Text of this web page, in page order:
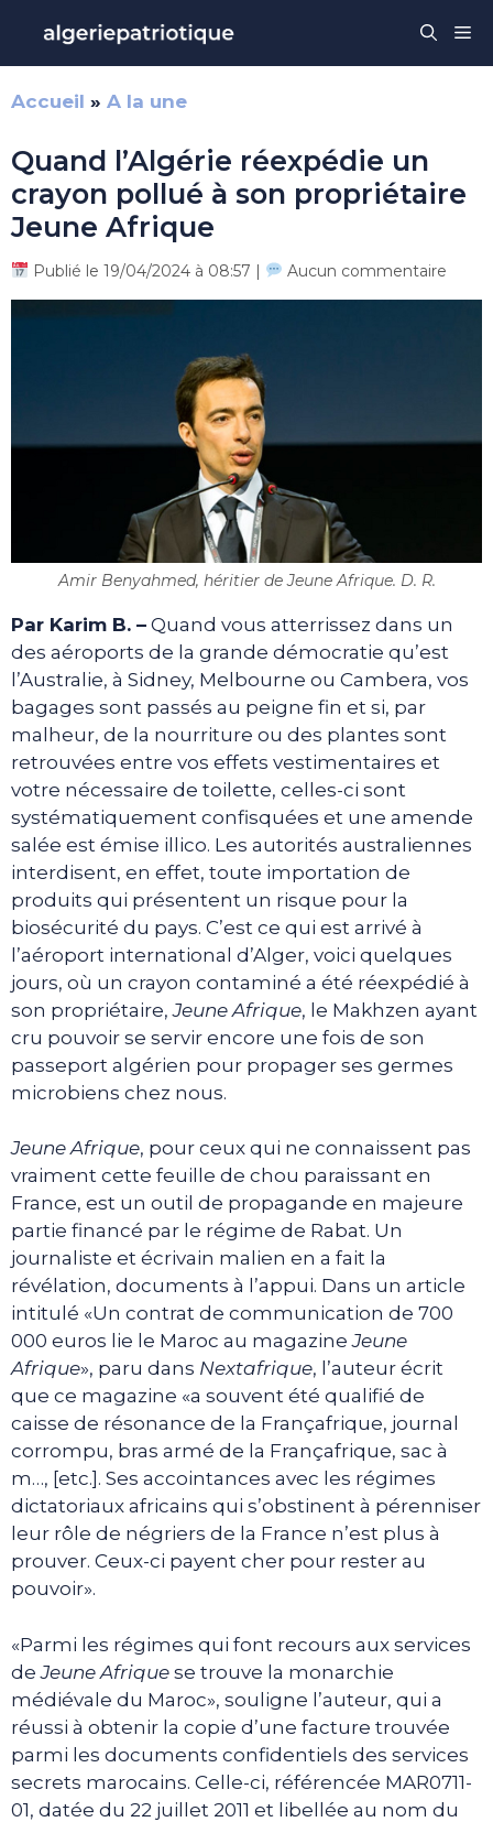
contenu
Accueil » A la une
Quand l’Algérie réexpédie un
crayon pollué à son propriétaire
Jeune Afrique
Publié le 19/04/2024 à 08:57 | Aucun commentaire
Amir Benyahmed, héritier de Jeune Afrique. D. R.
Par Karim B. – Quand vous atterrissez dans un
des aéroports de la grande démocratie qu’est
l’Australie, à Sidney, Melbourne ou Cambera, vos
bagages sont passés au peigne fin et si, par
malheur, de la nourriture ou des plantes sont
retrouvées entre vos effets vestimentaires et
votre nécessaire de toilette, celles-ci sont
systématiquement confisquées et une amende
salée est émise illico. Les autorités australiennes
interdisent, en effet, toute importation de
produits qui présentent un risque pour la
biosécurité du pays. C’est ce qui est arrivé à
l’aéroport international d’Alger, voici quelques
jours, où un crayon contaminé a été réexpédié à
son propriétaire,Jeune Afrique, le Makhzen ayant
cru pouvoir se servir encore une fois de son
passeport algérien pour propager ses germes
microbiens chez nous.
Jeune Afrique, pour ceux qui ne connaissent pas
vraiment cette feuille de chou paraissant en
France, est un outil de propagande en majeure
partie financé par le régime de Rabat. Un
journaliste et écrivain malien en a fait la
révélation, documents à l’appui. Dans un article
intitulé «Un contrat de communication de 700
000 euros lie le Maroc au magazineJeune
Afrique», paru dans Nextafrique, l’auteur écrit
que ce magazine «a souvent été qualifié de
caisse de résonance de la Françafrique, journal
corrompu, bras armé de la Françafrique, sac à
m…, [etc.]. Ses accointances avec les régimes
dictatoriaux africains qui s’obstinent à pérenniser
leur rôle de négriers de la France n’est plus à
prouver. Ceux-ci payent cher pour rester au
pouvoir».
«Parmi les régimes qui font recours aux services
deJeune Afrique se trouve la monarchie
médiévale du Maroc», souligne l’auteur, qui a
réussi à obtenir la copie d’une facture trouvée
parmi les documents confidentiels des services
secrets marocains. Celle-ci, référencée MAR0711-
01, datée du 22 juillet 2011 et libellée au nom du